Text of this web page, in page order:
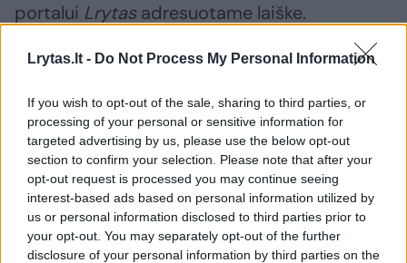
Lrytas.lt - Do Not Process My Personal Information
If you wish to opt-out of the sale, sharing to third parties, or
processing of your personal or sensitive information for
targeted advertising by us, please use the below opt-out
section to confirm your selection. Please note that after your
opt-out request is processed you may continue seeing
interest-based ads based on personal information utilized by
us or personal information disclosed to third parties prior to
your opt-out. You may separately opt-out of the further
disclosure of your personal information by third parties on the
portalui Lrytasadresuotame laiške.
Vyras tęsia, kad sostinėje, Mindaugo gatvėje
esančioje „Maxima“ antro aukšto stovėjimo
aikštelėje, jis buvo palikęs automobilį ilgiau
negu 2 valandoms. Pirmosios 2 stovėjimo
valandos yra nemokamos, o vėliau įsijungia
mokamas tarifas – už 30 min tenka mokėti 3
Eur.